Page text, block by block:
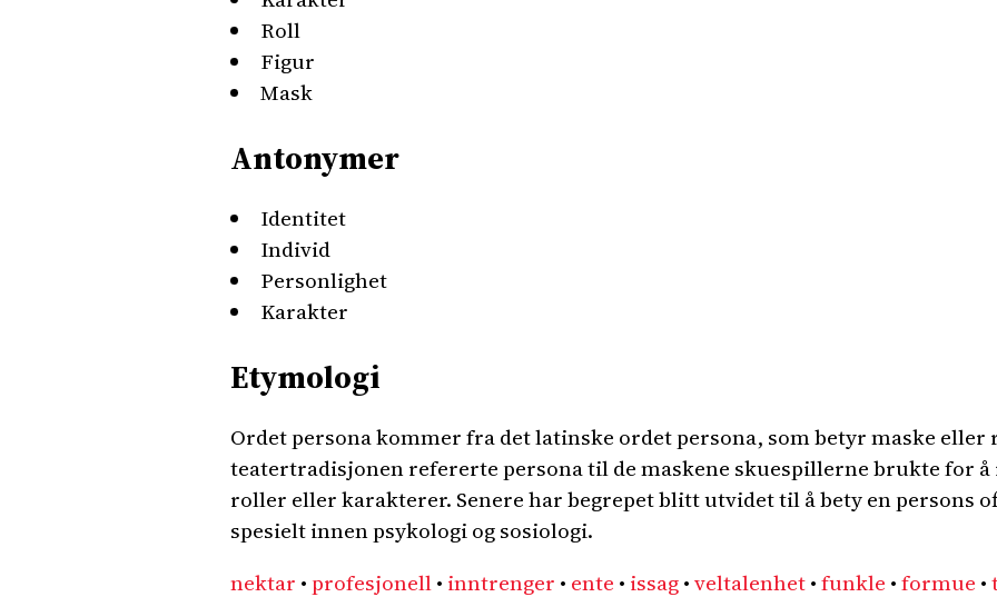
Roll
Figur
Mask
Antonymer
Identitet
Individ
Personlighet
Karakter
Etymologi
Ordet persona kommer fra det latinske ordet persona, som betyr maske eller
teatertradisjonen refererte persona til de maskene skuespillerne brukte for
roller eller karakterer. Senere har begrepet blitt utvidet til å bety en persons
spesielt innen psykologi og sosiologi.
nektar •profesjonell• inntrenger • ente • issag•veltalenhet•funkle •formue •